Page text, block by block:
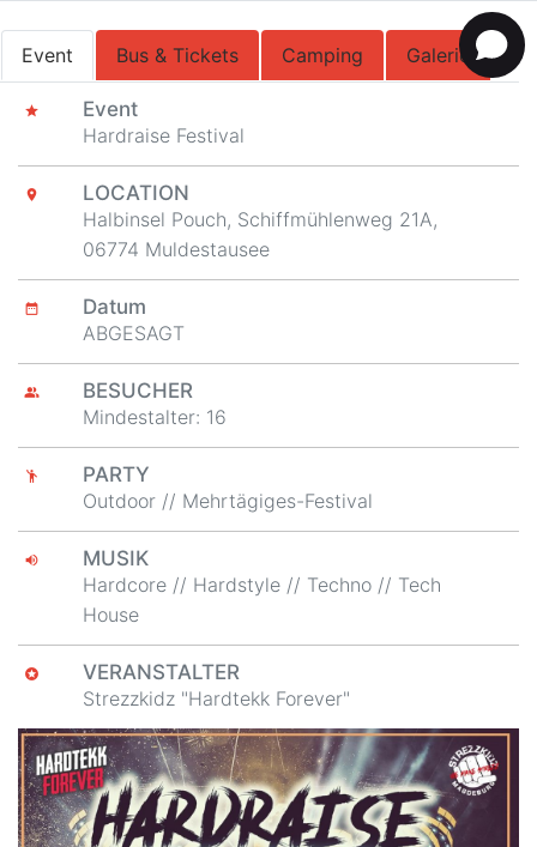
Event Bus & Tickets Camping Galerie
star
Event
Hardraise Festival
place
LOCATION
Halbinsel Pouch, Schiffmühlenweg 21A,
06774 Muldestausee
date_range
Datum
ABGESAGT
people_alt
BESUCHER
Mindestalter: 16
emoji_people
PARTY
Outdoor // Mehrtägiges-Festival
volume_up
MUSIK
Hardcore // Hardstyle // Techno // Tech
House
stars
VERANSTALTER
Strezzkidz "Hardtekk Forever"